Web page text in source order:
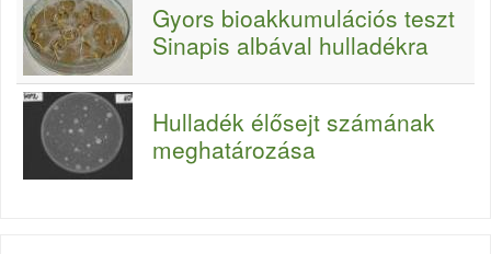
Gyors bioakkumulációs teszt
Sinapis albával hulladékra
Hulladék élősejt számának
meghatározása